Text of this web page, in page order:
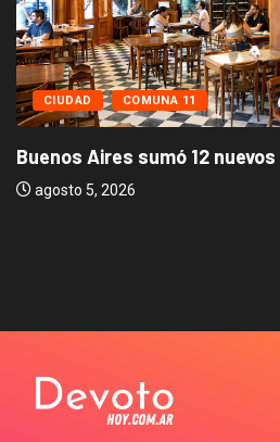
CIUDAD COMUNA 11
Buenos Aires sumó 12
agosto 5, 2026